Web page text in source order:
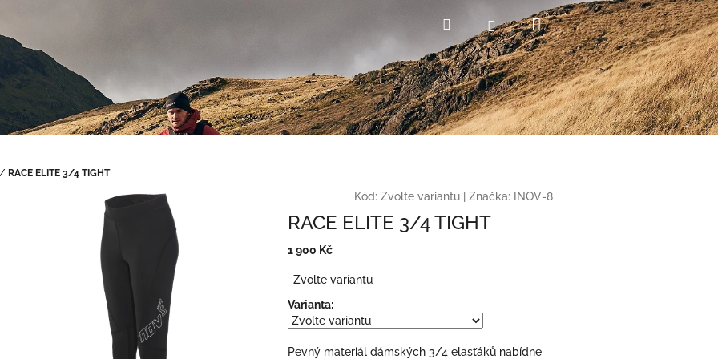
HledatPřihlášeníNákupní
košík
/ RACE ELITE 3/4 TIGHT
Kód: Zvolte variantu Značka: INOV-8
RACE ELITE 3/4 TIGHT
1 900 Kč
cena:
Zvolte variantu
Varianta:
Pevný materiál dámských 3/4 elasťáků nabídne